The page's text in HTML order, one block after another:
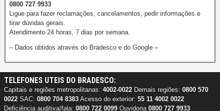
0800 727 9933
Ligue para fazer reclamações, cancelamentos, pedir informações e
tirar dúvidas gerais.
Atendimento 24 horas, 7 dias por semana.
– Dados obtidos através do Bradesco e do Google –
TELEFONES UTEIS DO BRADESCO:
Capitais e regiões metropolitanas: 4002-0022 Demais regiões: 0800 570
0022 SAC: 0800 704 8383 Acesso do exterior: 55 11 4002 0022
Deficiência auditiva/fala: 0800 722 0099 Ouvidoria 0800 727 9933